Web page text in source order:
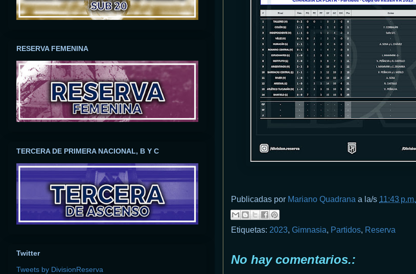
Publicadas por Mariano Quadrana a la/s 11:43 p.m.
Etiquetas: 2023, Gimnasia, Partidos, Reserva
No hay comentarios.:
RESERVA FEMENINA
TERCERA DE PRIMERA NACIONAL, B Y C
Twitter
Tweets by DivisionReserva